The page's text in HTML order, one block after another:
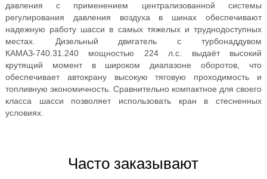
давления с применением централизованной системы
регулирования давления воздуха в шинах обеспечивают
надежную работу шасси в самых тяжелых и труднодоступных
местах. Дизельный двигатель с турбонаддувом
КАМАЗ-740.31.240 мощностью 224 л.с. выдаёт высокий
крутящий момент в широком диапазоне оборотов, что
обеспечивает автокрану высокую тяговую проходимость и
топливную экономичность. Сравнительно компактное для своего
класса шасси позволяет использовать кран в стесненных
условиях.
Часто заказывают